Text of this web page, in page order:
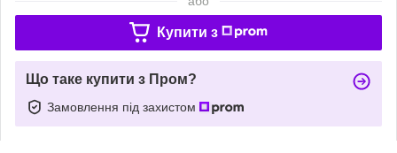
Купити з
Що таке купити з Пром?
Замовлення під захистом